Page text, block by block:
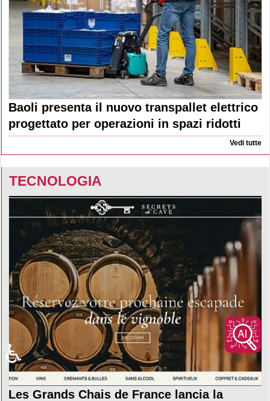
Baoli presenta il nuovo transpallet elettrico
progettato per operazioni in spazi ridotti
Vedi tutte
TECNOLOGIA
Les Grands Chais de France lancia la